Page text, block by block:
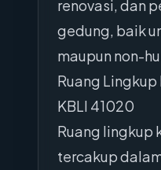
renovasi, dan
gedung, baik
maupun non-
Ruang
KBLI 41020
Ruang lingkup
tercakup